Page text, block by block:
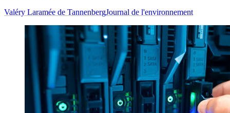
Valéry Laramée de TannenbergJournal de l'environnement